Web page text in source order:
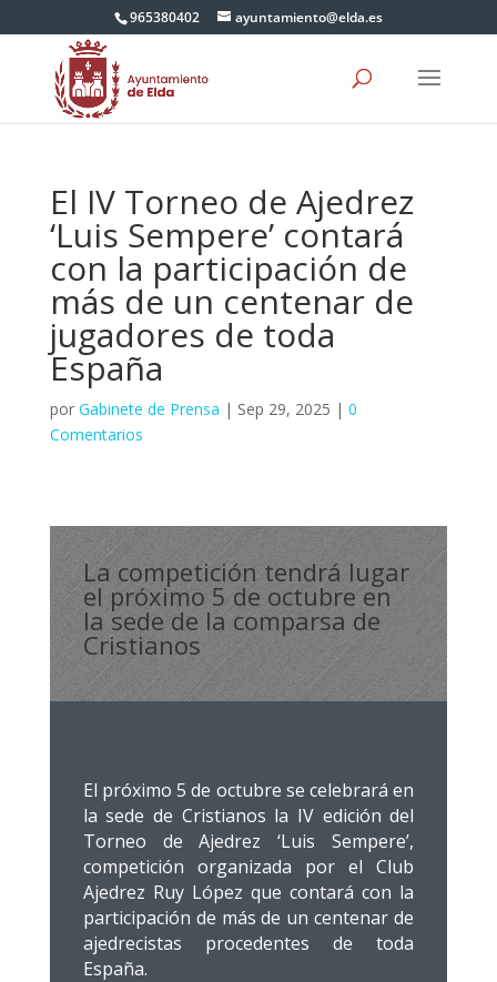
965380402 ayuntamiento@elda.es
El IV Torneo de Ajedrez
‘Luis Sempere’ contará
con la participación de
más de un centenar de
jugadores de toda
España
por Gabinete de Prensa | Sep 29, 2025 | 0
Comentarios
La competición tendrá lugar
el próximo 5 de octubre en
la sede de la comparsa de
Cristianos
El próximo 5 de octubre se celebrará en
la sede de Cristianos la IV edición del
Torneo de Ajedrez ‘Luis Sempere’,
competición organizada por el Club
Ajedrez Ruy López que contará con la
participación de más de un centenar de
ajedrecistas procedentes de toda
España.